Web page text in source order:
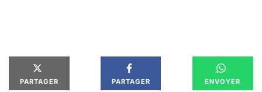
PARTAGER PARTAGER ENVOYER